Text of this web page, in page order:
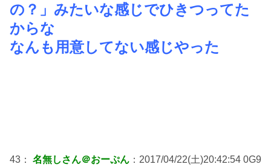
の？」みたいな感じでひきつってた
からな
なんも用意してない感じやった
43： 名無しさん＠おーぷん ：2017/04/22(土)20:42:54 0G9